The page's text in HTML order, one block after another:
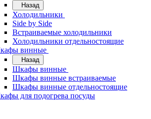
Назад
Холодильники
Side by Side
Встраиваемые холодильники
Холодильники отдельностоящие
винные
Назад
Шкафы винные
Шкафы винные встраиваемые
Шкафы винные отдельностоящие
для подогрева посуды